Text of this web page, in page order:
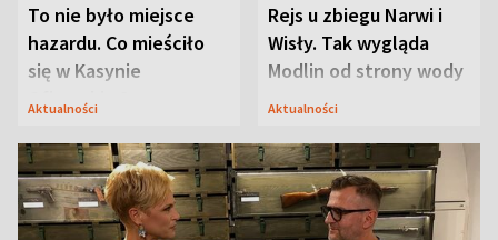
To nie było miejsce
hazardu. Co mieściło
się w Kasynie
Oficerskim?
Aktualności
Rejs u zbiegu Narwi i
Wisły. Tak wygląda
Modlin od strony wody
Aktualności